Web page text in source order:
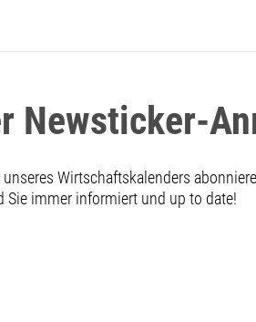
Newsticker-
Wirtschaftskalenders
Sie immer informiert und up to date!